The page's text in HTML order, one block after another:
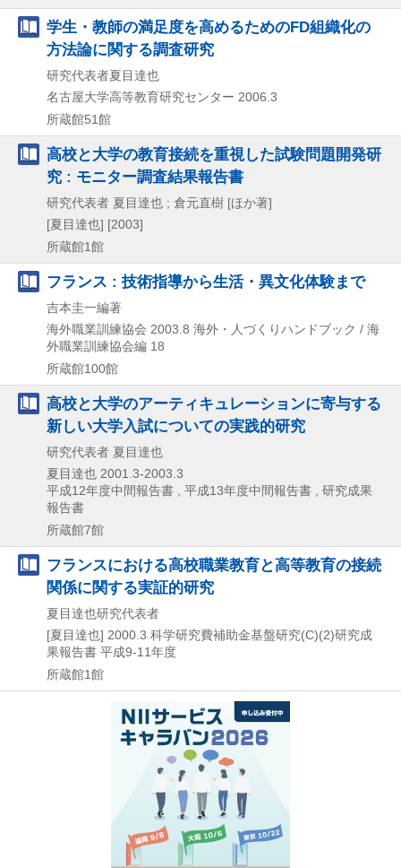
学生・教師の満足度を高めるためのFD組織化の
方法論に関する調査研究
研究代表者夏目達也
名古屋大学高等教育研究センター 2006.3
所蔵館51館
高校と大学の教育接続を重視した試験問題開発研
究 : モニター調査結果報告書
研究代表者 夏目達也 ; 倉元直樹 [ほか著]
[夏目達也] [2003]
所蔵館1館
フランス : 技術指導から生活・異文化体験まで
吉本圭一編著
海外職業訓練協会 2003.8 海外・人づくりハンドブック / 海
外職業訓練協会編 18
所蔵館100館
高校と大学のアーティキュレーションに寄与する
新しい大学入試についての実践的研究
研究代表者 夏目達也
夏目達也 2001.3-2003.3
平成12年度中間報告書 , 平成13年度中間報告書 , 研究成果
報告書
所蔵館7館
フランスにおける高校職業教育と高等教育の接続
関係に関する実証的研究
夏目達也研究代表者
[夏目達也] 2000.3 科学研究費補助金基盤研究(C)(2)研究成
果報告書 平成9-11年度
所蔵館1館